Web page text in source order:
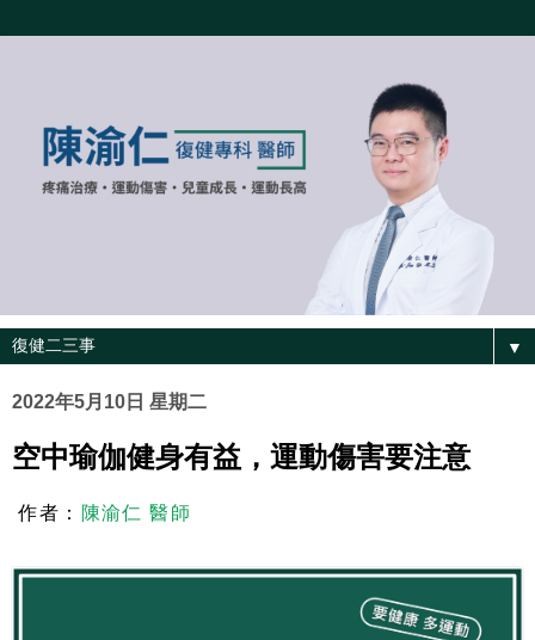
▼
2022年5月10日 星期二
空中瑜伽健身有益，運動傷害要注意
作者： 陳渝仁 醫師